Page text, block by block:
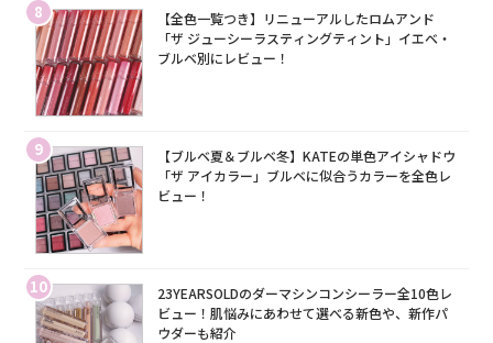
8
【全色一覧つき】リニューアルしたロムアンド
「ザ ジューシーラスティングティント」イエベ・
ブルベ別にレビュー！
9
【ブルベ夏＆ブルベ冬】KATEの単色アイシャドウ
「ザ アイカラー」ブルベに似合うカラーを全色レ
ビュー！
10
23YEARSOLDのダーマシンコンシーラー全10色レ
ビュー！肌悩みにあわせて選べる新色や、新作パ
ウダーも紹介